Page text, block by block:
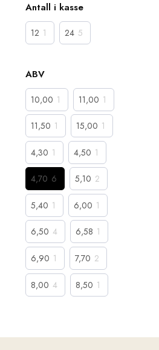
Antall i kasse
12 1 24 5
ABV
10,00 1 11,00 1
11,50 1 15,00 1
4,30 1 4,50 1
4,70 6 5,10 2
5,40 1 6,00 1
6,50 4 6,58 1
6,90 1 7,70 2
8,00 4 8,50 1